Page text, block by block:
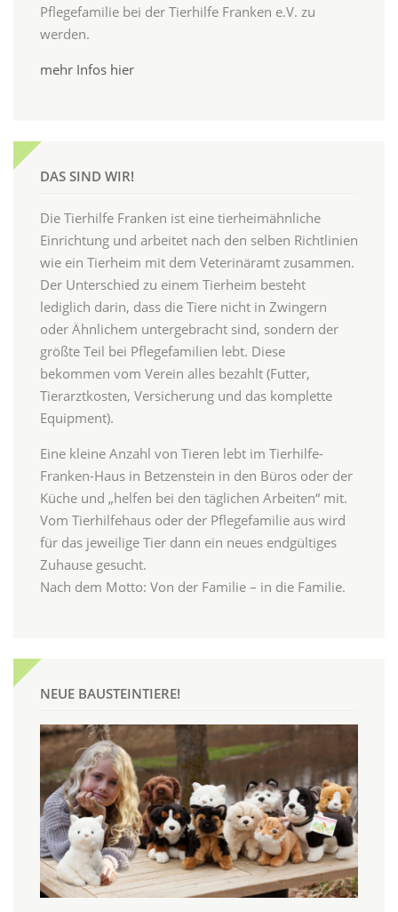
Pflegefamilie bei der Tierhilfe Franken e.V. zu
werden.
mehr Infos hier
DAS SIND WIR!
Die Tierhilfe Franken ist eine tierheimähnliche
Einrichtung und arbeitet nach den selben Richtlinien
wie ein Tierheim mit dem Veterinäramt zusammen.
Der Unterschied zu einem Tierheim besteht
lediglich darin, dass die Tiere nicht in Zwingern
oder Ähnlichem untergebracht sind, sondern der
größte Teil bei Pflegefamilien lebt. Diese
bekommen vom Verein alles bezahlt (Futter,
Tierarztkosten, Versicherung und das komplette
Equipment).
Eine kleine Anzahl von Tieren lebt im Tierhilfe-
Franken-Haus in Betzenstein in den Büros oder der
Küche und „helfen bei den täglichen Arbeiten“ mit.
Vom Tierhilfehaus oder der Pflegefamilie aus wird
für das jeweilige Tier dann ein neues endgültiges
Zuhause gesucht.
Nach dem Motto: Von der Familie – in die Familie.
NEUE BAUSTEINTIERE!